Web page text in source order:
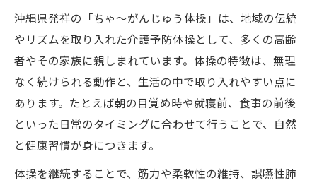
沖縄県発祥の「ちゃ～がんじゅう体操」は、地域の伝統
やリズムを取り入れた介護予防体操として、多くの高齢
者やその家族に親しまれています。体操の特徴は、無理
なく続けられる動作と、生活の中で取り入れやすい点に
あります。たとえば朝の目覚め時や就寝前、食事の前後
といった日常のタイミングに合わせて行うことで、自然
と健康習慣が身につきます。
体操を継続することで、筋力や柔軟性の維持、誤嚥性肺